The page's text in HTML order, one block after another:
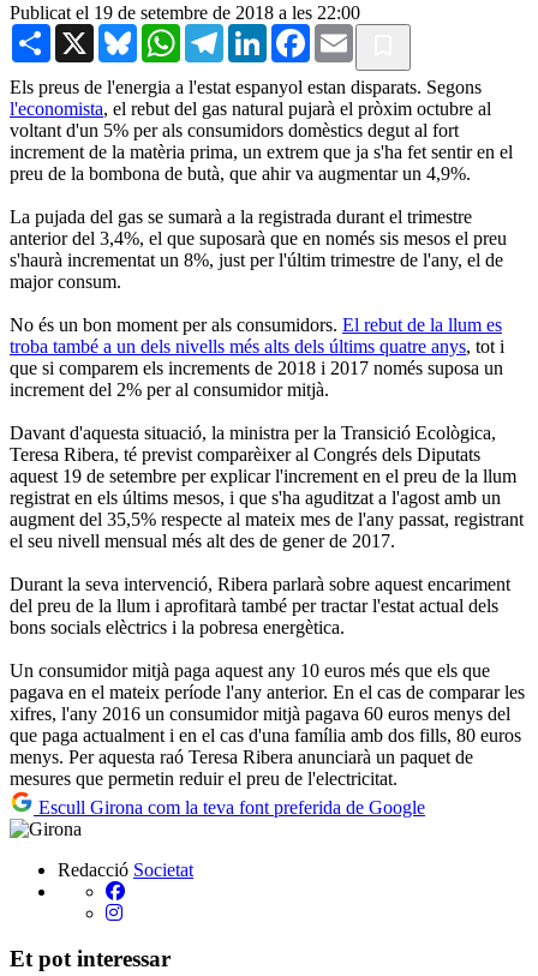
Publicat el 19 de setembre de 2018 a les 22:00
Share X BlueskyWhatsAppTelegramLinkedInFacebook
Email
Els preus de l'energia a l'estat espanyol estan disparats. Segons
l'economista, el rebut del gas natural pujarà el pròxim octubre al
voltant d'un 5% per als consumidors domèstics degut al fort
increment de la matèria prima, un extrem que ja s'ha fet sentir en el
preu de la bombona de butà, que ahir va augmentar un 4,9%.
La pujada del gas se sumarà a la registrada durant el trimestre
anterior del 3,4%, el que suposarà que en només sis mesos el preu
s'haurà incrementat un 8%, just per l'últim trimestre de l'any, el de
major consum.
No és un bon moment per als consumidors. El rebut de la llum es
troba també a un dels nivells més alts dels últims quatre anys, tot i
que si comparem els increments de 2018 i 2017 només suposa un
increment del 2% per al consumidor mitjà.
Davant d'aquesta situació, la ministra per la Transició Ecològica,
Teresa Ribera, té previst comparèixer al Congrés dels Diputats
aquest 19 de setembre per explicar l'increment en el preu de la llum
registrat en els últims mesos, i que s'ha aguditzat a l'agost amb un
augment del 35,5% respecte al mateix mes de l'any passat, registrant
el seu nivell mensual més alt des de gener de 2017.
Durant la seva intervenció, Ribera parlarà sobre aquest encariment
del preu de la llum i aprofitarà també per tractar l'estat actual dels
bons socials elèctrics i la pobresa energètica.
Un consumidor mitjà paga aquest any 10 euros més que els que
pagava en el mateix període l'any anterior. En el cas de comparar les
xifres, l'any 2016 un consumidor mitjà pagava 60 euros menys del
que paga actualment i en el cas d'una família amb dos fills, 80 euros
menys. Per aquesta raó Teresa Ribera anunciarà un paquet de
mesures que permetin reduir el preu de l'electricitat.
Escull Girona com la teva font preferida de Google
Redacció Societat
Et pot interessar